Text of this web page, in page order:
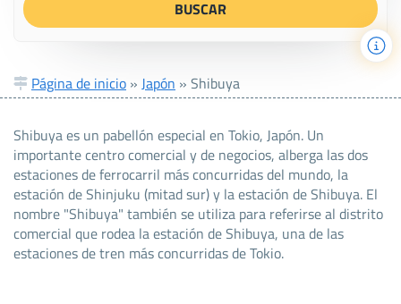
Página de inicio » Japón » Shibuya
Shibuya es un pabellón especial en Tokio, Japón. Un
importante centro comercial y de negocios, alberga las dos
estaciones de ferrocarril más concurridas del mundo, la
estación de Shinjuku (mitad sur) y la estación de Shibuya. El
nombre "Shibuya" también se utiliza para referirse al distrito
comercial que rodea la estación de Shibuya, una de las
estaciones de tren más concurridas de Tokio.